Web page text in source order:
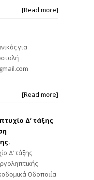
[Read more]
για
[Read more]
Δ’ τάξης
Δ’ τάξης
Οδοποιία